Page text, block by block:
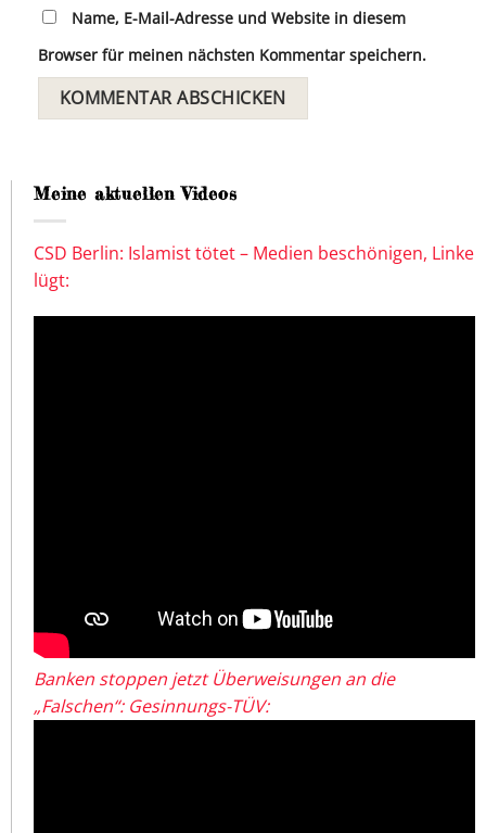
Name, E-Mail-Adresse und Website in diesem
Browser für meinen nächsten Kommentar speichern.
Meine aktuellen Videos
CSD Berlin: Islamist tötet – Medien beschönigen, Linke
lügt:
Banken stoppen jetzt Überweisungen an die
„Falschen“: Gesinnungs-TÜV: